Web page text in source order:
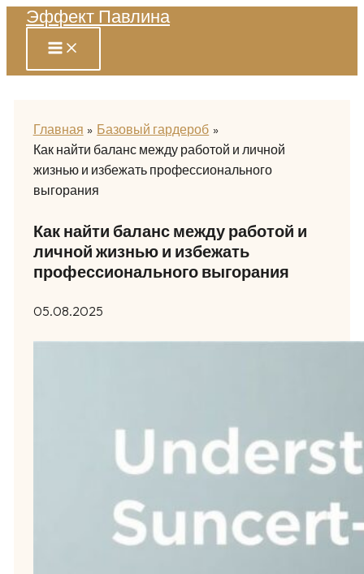
Перейти
содержимому
Эффект Павлина
Главная
Базовый гардероб
Как найти баланс между работой и личной
жизнью и избежать профессионального
выгорания
Как найти баланс между работой и
личной жизнью и избежать
профессионального выгорания
05.08.2025